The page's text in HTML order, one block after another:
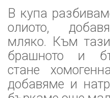
В купа
олиото,
мляко. Към
брашното и
стане
добавяме и